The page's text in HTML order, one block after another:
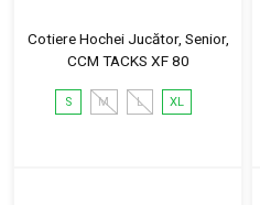
Cotiere Hochei Jucător, Senior,
CCM TACKS XF 80
S M L XL